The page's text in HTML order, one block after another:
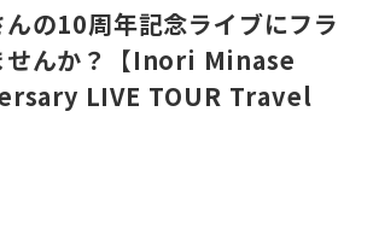
の10周年記念ライブにフラ
せんか？【Inori Minase
LIVE TOUR Travel